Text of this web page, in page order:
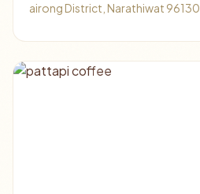
airong District, Narathiwat 96130